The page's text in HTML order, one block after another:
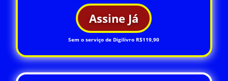
Assine Já
Sem o serviço de Digilivro R$119,90